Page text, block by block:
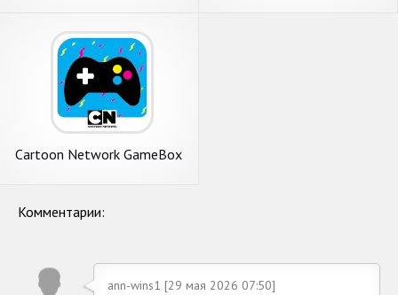
Cartoon Network GameBox
Комментарии:
ann-wins1 [29 мая 2026 07:50]